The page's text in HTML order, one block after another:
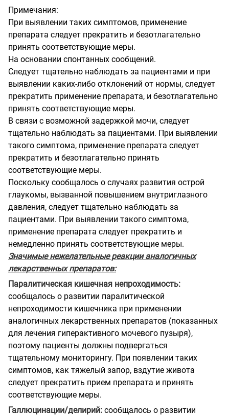
Примечания:
При выявлении таких симптомов, применение
препарата следует прекратить и безотлагательно
принять соответствующие меры.
На основании спонтанных сообщений.
Следует тщательно наблюдать за пациентами и при
выявлении каких-либо отклонений от нормы, следует
прекратить применение препарата, и безотлагательно
принять соответствующие меры.
В связи с возможной задержкой мочи, следует
тщательно наблюдать за пациентами. При выявлении
такого симптома, применение препарата следует
прекратить и безотлагательно принять
соответствующие меры.
Поскольку сообщалось о случаях развития острой
глаукомы, вызванной повышением внутриглазного
давления, следует тщательно наблюдать за
пациентами. При выявлении такого симптома,
применение препарата следует прекратить и
немедленно принять соответствующие меры.
Значимые нежелательные реакции аналогичных
лекарственных препаратов:
Паралитическая кишечная непроходимость:
сообщалось о развитии паралитической
непроходимости кишечника при применении
аналогичных лекарственных препаратов (показанных
для лечения гиперактивного мочевого пузыря),
поэтому пациенты должны подвергаться
тщательному мониторингу. При появлении таких
симптомов, как тяжелый запор, вздутие живота
следует прекратить прием препарата и принять
соответствующие меры.
Галлюцинации/делирий: сообщалось о развитии